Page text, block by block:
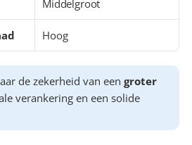
Middelgroot
Hoog
de zekerheid van een groter
verankering en een solide